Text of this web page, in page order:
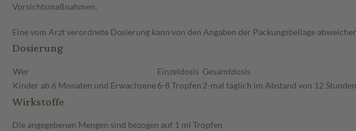
Vorsichtsmaßnahmen.
Eine vom Arzt verordnete Dosierung kann von den Angaben der Packungsbeilage
Dosierung
Wer Einzeldosis Gesamtdosis
Kinder ab 6 Monaten und Erwachsene6-8 Tropfen 2-mal täglich im Abstand von 12 Stunden
Wirkstoffe
Die angegebenen Mengen sind bezogen auf 1 ml Tropfen